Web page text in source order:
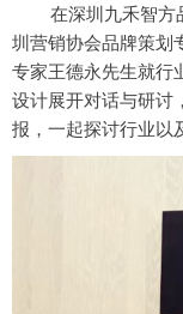
在深圳九禾智方
圳营销协会品牌策划
专家王德永先生就行
设计展开对话与研讨
报，一起探讨行业以